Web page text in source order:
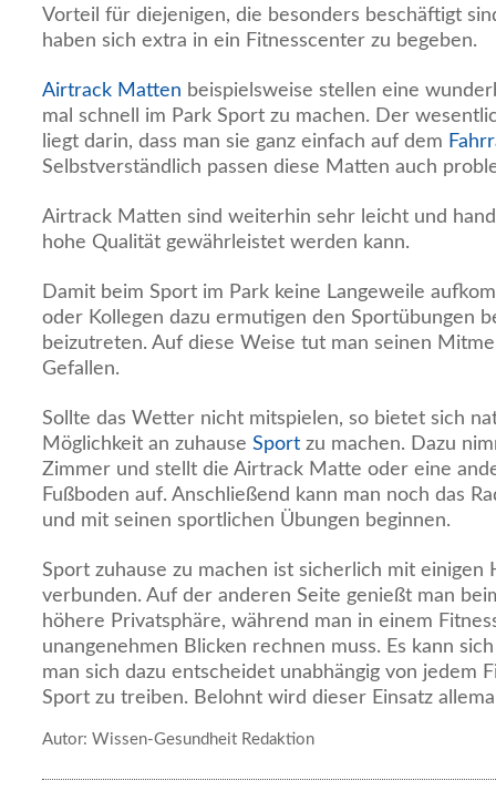
Vorteil für diejenigen, die besonders beschäftigt
haben sich extra in ein Fitnesscenter zu begeben.
Airtrack Matten beispielsweise stellen eine
mal schnell im Park Sport zu machen. Der
liegt darin, dass man sie ganz einfach auf dem
Selbstverständlich passen diese Matten auch
Airtrack Matten sind weiterhin sehr leicht und
hohe Qualität gewährleistet werden kann.
Damit beim Sport im Park keine Langeweile
oder Kollegen dazu ermutigen den Sportübungen
beizutreten. Auf diese Weise tut man seinen
Gefallen.
Sollte das Wetter nicht mitspielen, so bietet sich
Möglichkeit an zuhause Sport zu machen. Dazu
Zimmer und stellt die Airtrack Matte oder eine
Fußboden auf. Anschließend kann man noch das
und mit seinen sportlichen Übungen beginnen.
Sport zuhause zu machen ist sicherlich mit einigen
verbunden. Auf der anderen Seite genießt man
höhere Privatsphäre, während man in einem
unangenehmen Blicken rechnen muss. Es kann
man sich dazu entscheidet unabhängig von jedem
Sport zu treiben. Belohnt wird dieser Einsatz
Autor: Wissen-Gesundheit Redaktion